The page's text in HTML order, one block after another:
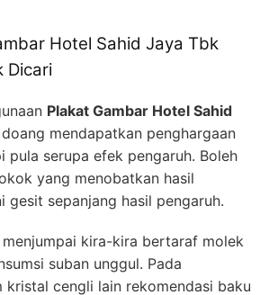
Hotel Sahid Jaya Tbk
Dicari
Plakat Gambar Hotel Sahid
mendapatkan penghargaan
pula serupa efek pengaruh. Boleh
yang menobatkan hasil
gesit sepanjang hasil pengaruh.
kira-kira bertaraf molek
suban unggul. Pada
kristal cengli lain rekomendasi baku